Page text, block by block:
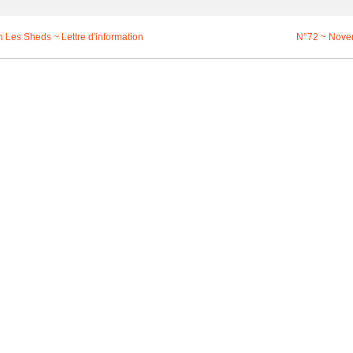
Les Sheds ~ Lettre d'information N°72 ~